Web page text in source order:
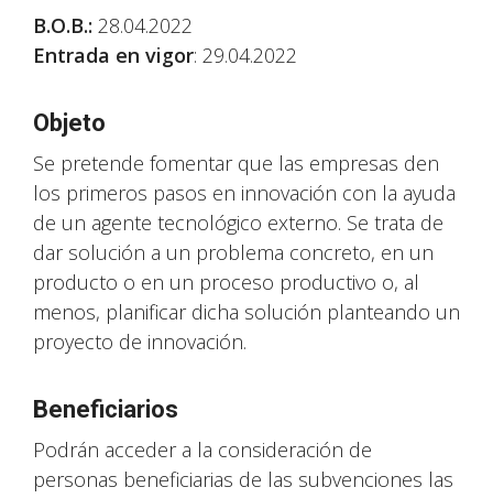
B.O.B.: 28.04.2022
Entrada en vigor: 29.04.2022
Objeto
Se pretende fomentar que las empresas den
los primeros pasos en innovación con la ayuda
de un agente tecnológico externo. Se trata de
dar solución a un problema concreto, en un
producto o en un proceso productivo o, al
menos, planificar dicha solución planteando un
proyecto de innovación.
Beneficiarios
Podrán acceder a la consideración de
personas beneficiarias de las subvenciones las